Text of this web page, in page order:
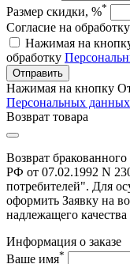
Размер скидки, %*
Согласие на
Нажимая на
обработку
Отправить
Нажимая на кнопку
Персональных данных
Возврат товара
Возврат бракованного
РФ от 07.02.1992 N
потребителей". Для
оформить Заявку на
надлежащего
Информация о заказе
Ваше имя*